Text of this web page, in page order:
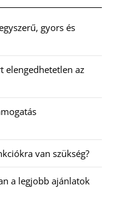
gyors és
elengedhetetlen az
van szükség?
a legjobb ajánlatok